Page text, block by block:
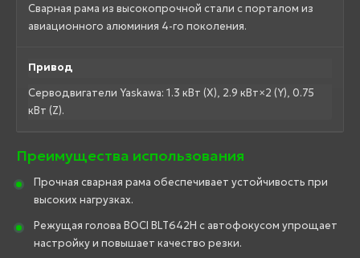
Сварная рама из высокопрочной стали с порталом из
авиационного алюминия 4-го поколения.
Привод
Серводвигатели Yaskawa: 1.3 кВт (X), 2.9 кВт×2 (Y), 0.75
кВт (Z).
Преимущества использования
Прочная сварная рама обеспечивает устойчивость при
высоких нагрузках.
Режущая голова BOCI BLT642H с автофокусом упрощает
настройку и повышает качество резки.